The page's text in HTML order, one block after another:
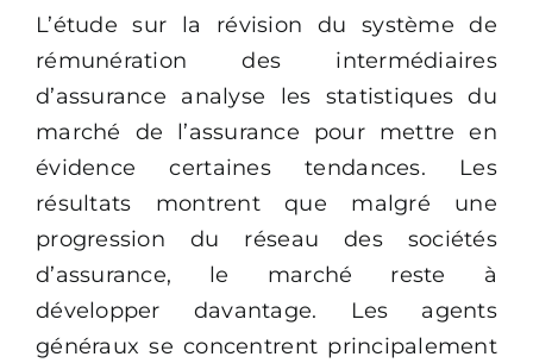
L’étude sur la révision du système de
rémunération des intermédiaires
d’assurance analyse les statistiques du
marché de l’assurance pour mettre en
évidence certaines tendances. Les
résultats montrent que malgré une
progression du réseau des sociétés
d’assurance, le marché reste à
développer davantage. Les agents
généraux se concentrent principalement